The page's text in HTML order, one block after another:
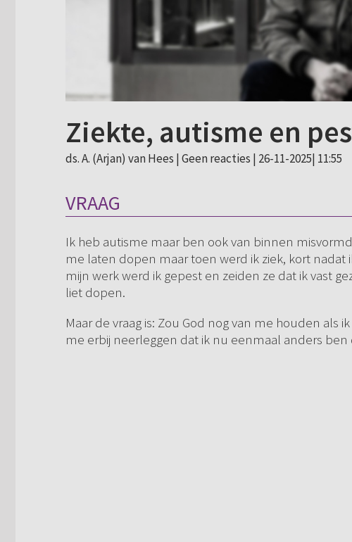
Ziekte, autisme en
ds. A. (Arjan) van Hees | Geen reacties | 26-11-2025| 11:55
VRAAG
Ik heb autisme maar ben ook van binnen
me laten dopen maar toen werd ik ziek, kort nadat
mijn werk werd ik gepest en zeiden ze dat ik vast
liet dopen.
Maar de vraag is: Zou God nog van me houden
me erbij neerleggen dat ik nu eenmaal anders ben